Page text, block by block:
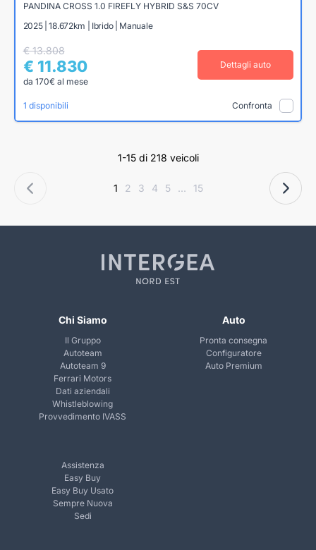
PANDINA CROSS 1.0 FIREFLY HYBRID S&S 70CV
2025 | 18.672km | Ibrido | Manuale
€ 13.808
€ 11.830
da 170€ al mese
Dettagli auto
1 disponibili Confronta
1-15 di 218 veicoli
1 2 3 4 5 ... 15
Chi Siamo
Il Gruppo
Autoteam
Autoteam 9
Ferrari Motors
Dati aziendali
Whistleblowing
Provvedimento IVASS
Auto
Pronta consegna
Configuratore
Auto Premium
Assistenza
Easy Buy
Easy Buy Usato
Sempre Nuova
Sedi